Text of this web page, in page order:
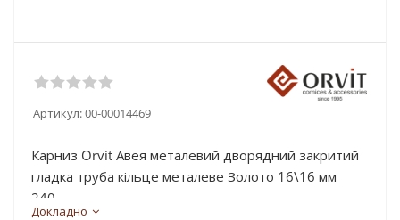
Артикул:00-00014469
Карниз Orvit Авея металевий дворядний закритий
гладка труба кільце металеве Золото 16\16 мм
240...
Докладно